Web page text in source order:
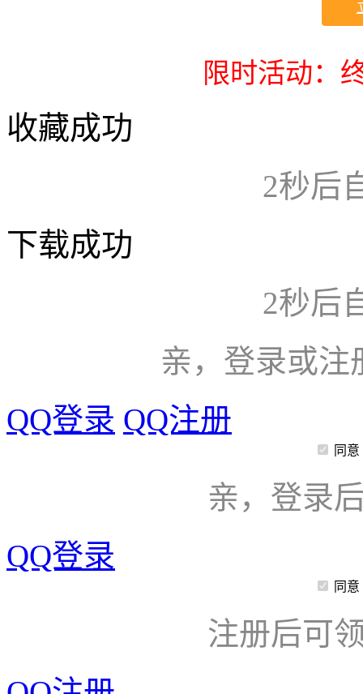
限时活动：
收藏成功
2秒后
下载成功
2秒后
亲，登录或注
QQ登录 QQ注册
同意
亲，登录
QQ登录
同意
注册后可